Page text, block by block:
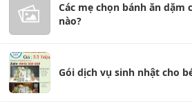
Các mẹ chọn bánh ăn dặm
nào?
Gói dịch vụ sinh nhật cho